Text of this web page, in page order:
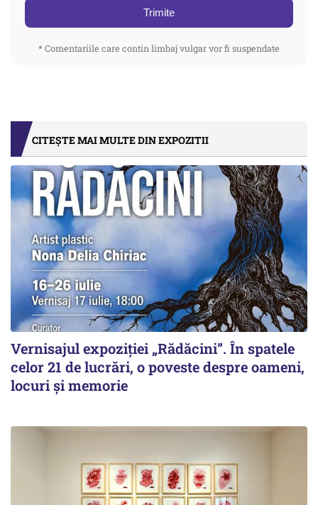
Trimite
* Comentariile care contin limbaj vulgar vor fi suspendate
CITEȘTE MAI MULTE DIN EXPOZITII
Vernisajul expoziției „Rădăcini”. În spatele
celor 21 de lucrări, o poveste despre oameni,
locuri și memorie